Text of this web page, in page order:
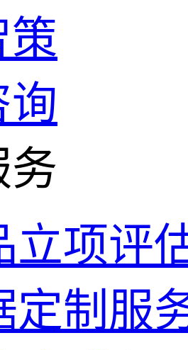
策
询
务
立项评
定制服